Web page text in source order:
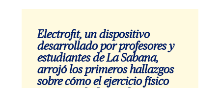
Electrofit, un dispositivo
desarrollado por profesores y
estudiantes de La Sabana,
arrojó los primeros hallazgos
sobre cómo el ejercicio físico